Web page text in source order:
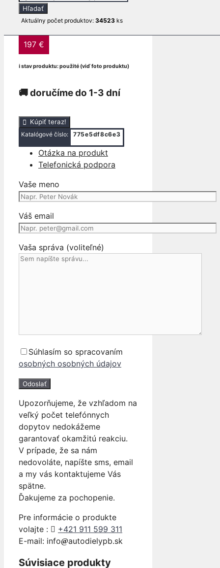
search
Hľadať
Aktuálny počet produktov: 34523 ks
12A650-ND 10-14
197 €
ℹ stav produktu: použité (viď foto produktu)
🚚 doručíme do 1-3 dní
množstvo
RIADIACA
JEDNOTKA
MOTORA
FORD
FOCUS
MK3
III
1.6
TDCI
12A650-
ND
Kúpiť teraz!
Katalógové číslo: 775e5df8c6e3
Otázka na produkt
Telefonická podpora
Vaše meno
Váš email
Vaša správa (voliteľné)
Súhlasím so spracovaním
osobných osobných údajov
Upozorňujeme, že vzhľadom na
veľký počet telefónnych
dopytov nedokážeme
garantovať okamžitú reakciu.
V prípade, že sa nám
nedovoláte, napíšte sms, email
a my vás kontaktujeme Vás
spätne.
Ďakujeme za pochopenie.
Pre informácie o produkte
volajte :
+421 911 599 311
E-mail: info
autodielypb.sk
Súvisiace produkty